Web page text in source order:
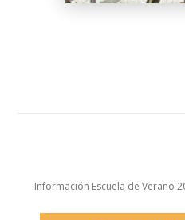
Información Escuela de Verano